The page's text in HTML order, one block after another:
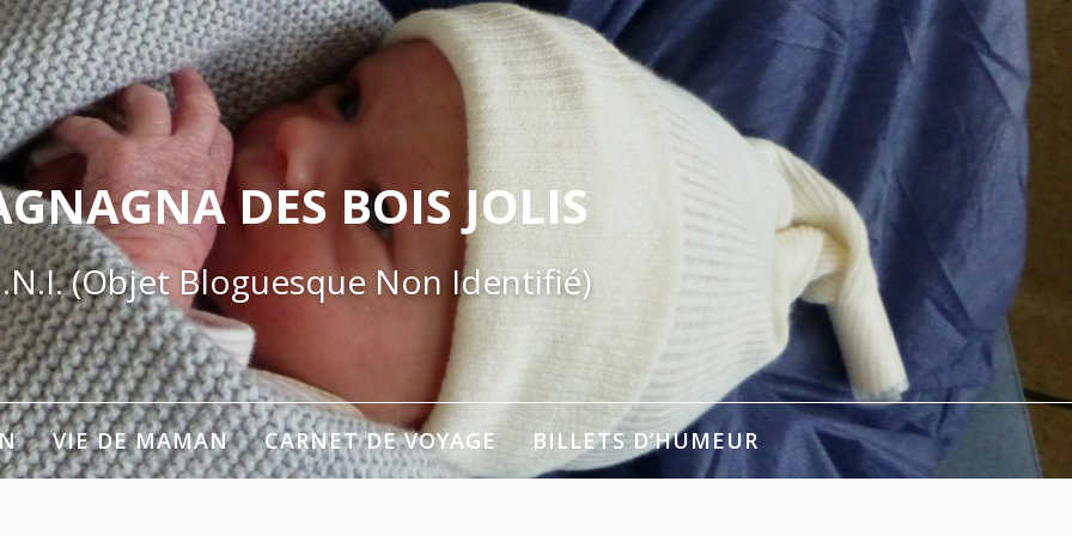
DES BOIS JOLIS
(Objet Bloguesque Non Identifié)
VIE DE MAMAN CARNET DE VOYAGE BILLETS D’HUMEUR